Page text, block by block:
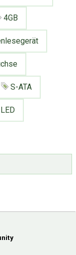
Neu hier?
Tauschbons
Mediadaten
Neue Artikel
Erweitere Suche
Kategoriewolke
4GB
S-ATA
LED